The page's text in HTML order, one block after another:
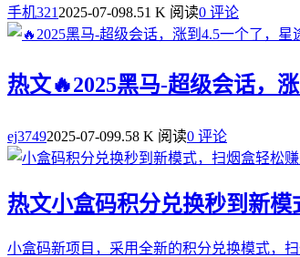
手机321 2025-07-098.51 K 阅读0 评论
热文🔥2025黑马-超级会话，
ej37492025-07-099.58 K 阅读0 评论
热文小盒码积分兑换秒到新
小盒码新项目，采用全新的积分兑换模式，